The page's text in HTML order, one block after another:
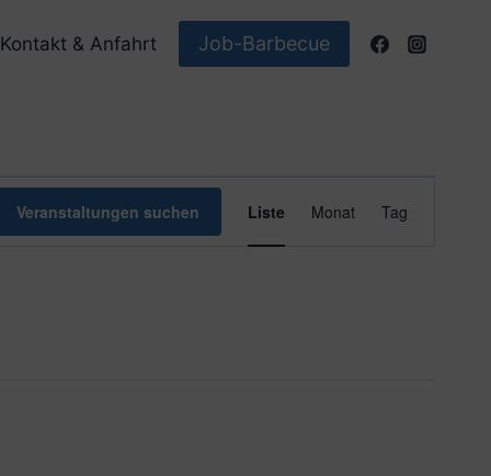
Kontakt & Anfahrt Job-Barbecue
Veranstaltungen suchen Liste Monat Tag